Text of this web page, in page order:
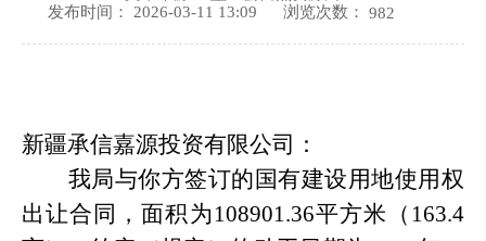
发布时间： 2026-03-11 13:09
浏览次数： 982
新疆承信嘉源投资有限公司：
我局与你方签订的国有建设用地使用权
出让合同，面积 为 108901.36平方米（ 163.4